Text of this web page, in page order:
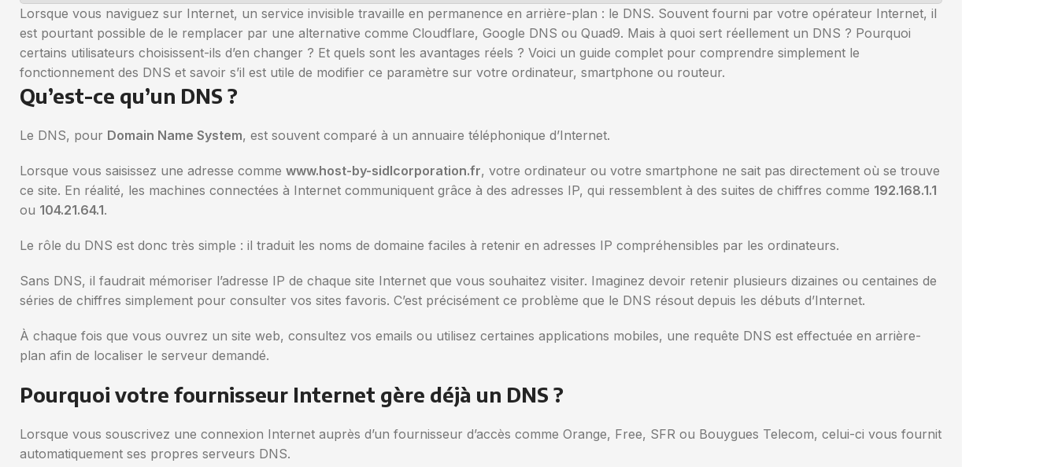
Lorsque vous naviguez sur Internet, un service invisible travaille en permanence en arrière-plan : le DNS. Souvent fourni par votre opérateur Internet, il
est pourtant possible de le remplacer par une alternative comme Cloudflare, Google DNS ou Quad9. Mais à quoi sert réellement un DNS ? Pourquoi
certains utilisateurs choisissent-ils d’en changer ? Et quels sont les avantages réels ? Voici un guide complet pour comprendre simplement le
fonctionnement des DNS et savoir s’il est utile de modifier ce paramètre sur votre ordinateur, smartphone ou routeur.
Qu’est-ce qu’un DNS ?
Le DNS, pour Domain Name System, est souvent comparé à un annuaire téléphonique d’Internet.
Lorsque vous saisissez une adresse comme www.host-by-sidlcorporation.fr, votre ordinateur ou votre smartphone ne sait pas directement où se trouve
ce site. En réalité, les machines connectées à Internet communiquent grâce à des adresses IP, qui ressemblent à des suites de chiffres comme 192.168.1.1
ou 104.21.64.1.
Le rôle du DNS est donc très simple : il traduit les noms de domaine faciles à retenir en adresses IP compréhensibles par les ordinateurs.
Sans DNS, il faudrait mémoriser l’adresse IP de chaque site Internet que vous souhaitez visiter. Imaginez devoir retenir plusieurs dizaines ou centaines de
séries de chiffres simplement pour consulter vos sites favoris. C’est précisément ce problème que le DNS résout depuis les débuts d’Internet.
À chaque fois que vous ouvrez un site web, consultez vos emails ou utilisez certaines applications mobiles, une requête DNS est effectuée en arrière-
plan afin de localiser le serveur demandé.
Pourquoi votre fournisseur Internet gère déjà un DNS ?
Lorsque vous souscrivez une connexion Internet auprès d’un fournisseur d’accès comme Orange, Free, SFR ou Bouygues Telecom, celui-ci vous fournit
automatiquement ses propres serveurs DNS.